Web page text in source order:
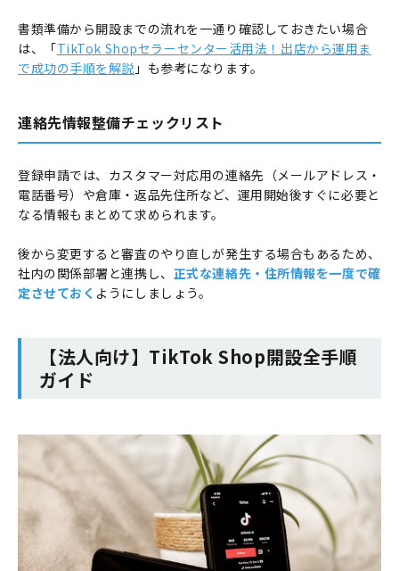
書類準備から開設までの流れを一通り確認しておきたい場合
は、「TikTok Shopセラーセンター活用法！出店から運用ま
で成功の手順を解説 」も参考になります。
連絡先情報整備チェックリスト
登録申請では、カスタマー対応用の連絡先（メールアドレス・
電話番号）や倉庫・返品先住所など、運用開始後すぐに必要と
なる情報もまとめて求められます。
後から変更すると審査のやり直しが発生する場合もあるため、
社内の関係部署と連携し、 正式な連絡先・住所情報を一度で確
定させておく ようにしましょう。
【法人向け】TikTok Shop開設全手順
ガイド